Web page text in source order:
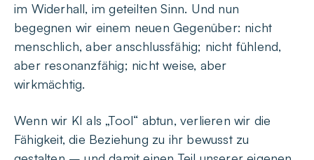
im Widerhall, im geteilten Sinn. Und nun
begegnen wir einem neuen Gegenüber: nicht
menschlich, aber anschlussfähig; nicht fühlend,
aber resonanzfähig; nicht weise, aber
wirkmächtig.
Wenn wir KI als „Tool“ abtun, verlieren wir die
Fähigkeit, die Beziehung zu ihr bewusst zu